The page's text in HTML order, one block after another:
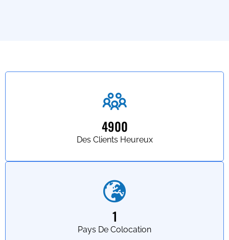
Des Clients Heureux
4900
Pays De Colocation
1